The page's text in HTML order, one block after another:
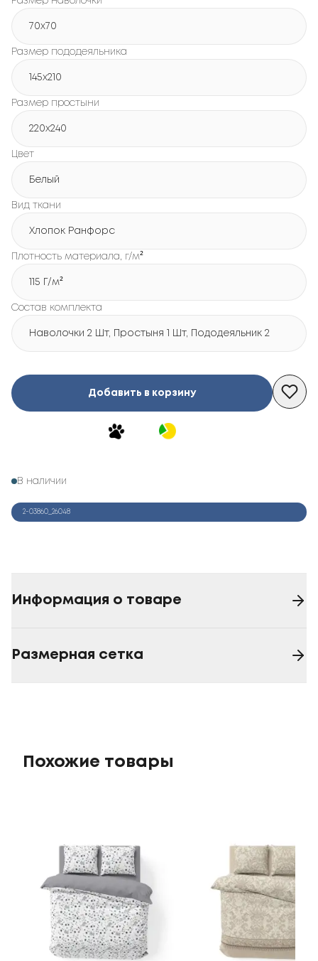
70x70
Размер пододеяльника
145x210
Размер простыни
220x240
Цвет
Белый
Вид ткани
Хлопок Ранфорс
Плотность материала, г/м²
115 Г/м²
Состав комплекта
Наволочки 2 Шт, Простыня 1 Шт, Пододеяльник 2 Шт
Добавить в корзину
В наличии
2-03860_26048
Информация о товаре
Размерная сетка
Похожие товары